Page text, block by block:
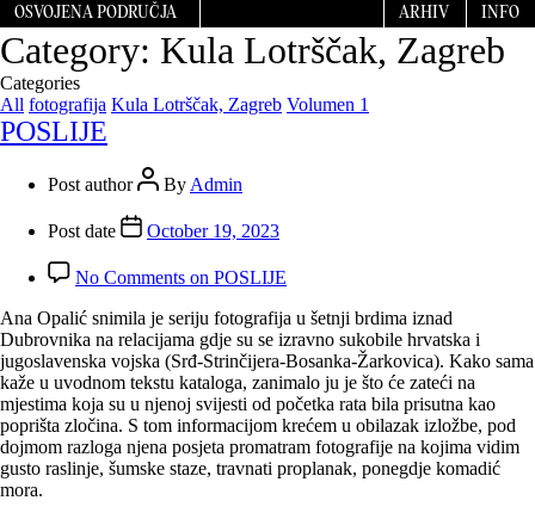
OSVOJENA PODRUČJA ARHIV INFO
Category: Kula Lotrščak, Zagreb
Categories
All fotografija Kula Lotrščak, Zagreb Volumen 1
POSLIJE
Post author By Admin
Post date October 19, 2023
No Comments on POSLIJE
Ana Opalić snimila je seriju fotografija u šetnji brdima iznad
Dubrovnika na relacijama gdje su se izravno sukobile hrvatska i
jugoslavenska vojska (Srđ-Strinčijera-Bosanka-Žarkovica). Kako sama
kaže u uvodnom tekstu kataloga, zanimalo ju je što će zateći na
mjestima koja su u njenoj svijesti od početka rata bila prisutna kao
poprišta zločina. S tom informacijom krećem u obilazak izložbe, pod
dojmom razloga njena posjeta promatram fotografije na kojima vidim
gusto raslinje, šumske staze, travnati proplanak, ponegdje komadić
mora.